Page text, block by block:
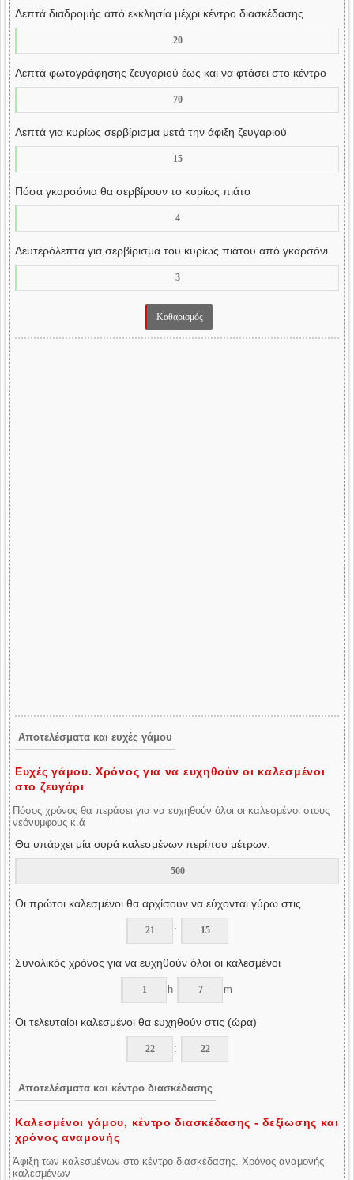
Λεπτά διαδρομής από εκκλησία μέχρι κέντρο διασκέδασης
Λεπτά φωτογράφησης ζευγαριού έως και να φτάσει στο κέντρο
Λεπτά για κυρίως σερβίρισμα μετά την άφιξη ζευγαριού
Πόσα γκαρσόνια θα σερβίρουν το κυρίως πιάτο
Δευτερόλεπτα για σερβίρισμα του κυρίως πιάτου από γκαρσόνι
Αποτελέσματα και ευχές γάμου
Ευχές γάμου. Χρόνος για να ευχηθούν οι καλεσμένοι
στο ζευγάρι
Πόσος χρόνος θα περάσει για να ευχηθούν όλοι οι καλεσμένοι στους
νεόνυμφους κ.ά
Θα υπάρχει μία ουρά καλεσμένων περίπου μέτρων:
Οι πρώτοι καλεσμένοι θα αρχίσουν να εύχονται γύρω στις
:
Συνολικός χρόνος για να ευχηθούν όλοι οι καλεσμένοι
h m
Οι τελευταίοι καλεσμένοι θα ευχηθούν στις (ώρα)
:
Αποτελέσματα και κέντρο διασκέδασης
Καλεσμένοι γάμου, κέντρο διασκέδασης - δεξίωσης και
χρόνος αναμονής
Άφιξη των καλεσμένων στο κέντρο διασκέδασης. Χρόνος αναμονής
καλεσμένων